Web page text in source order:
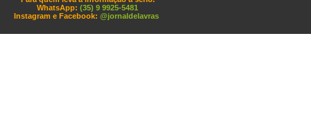
WhatsApp: (35) 9 9925-5481
Instagram e Facebook: @jornaldelavras